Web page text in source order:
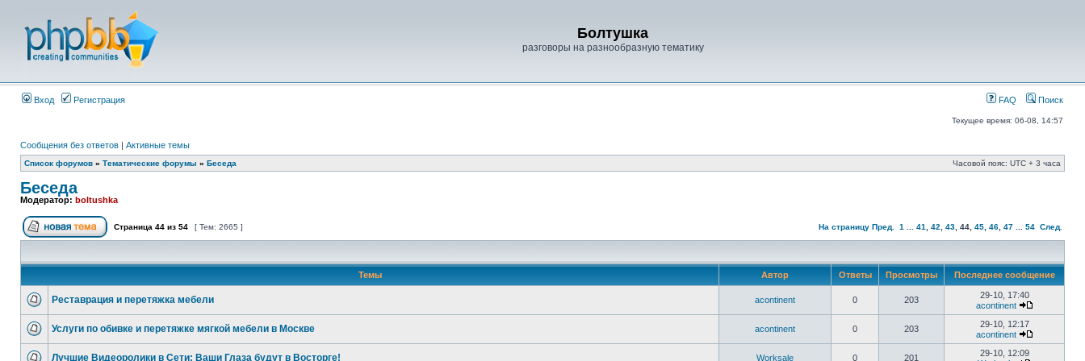
Болтушка
разговоры на разнообразную тематику
Вход Регистрация FAQ Поиск
Текущее время: 06-08, 14:57
Сообщения без ответов | Активные темы
Список форумов » Тематические форумы » Беседа Часовой пояс: UTC + 3 часа
Беседа
Модератор: boltushka
Страница 44 из 54 [ Тем: 2665 ] На страницу Пред. 1 41 42 43 44 45 46 47 54 След.
Темы Автор Ответы Просмотры Последнее сообщение
Реставрация и перетяжка мебели acontinent 0 203
29-10, 17:40
acontinent
Услуги по обивке и перетяжке мягкой мебели в Москве acontinent 0 203
29-10, 12:17
acontinent
Лучшие Видеоролики в Сети: Ваши Глаза будут в Восторге! Worksale 0 201
29-10, 12:09